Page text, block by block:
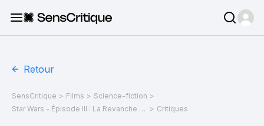
Retour
SensCritique > Films > Science-fiction >
Star Wars - Épisode III : La Revanche des Sith > Critiques